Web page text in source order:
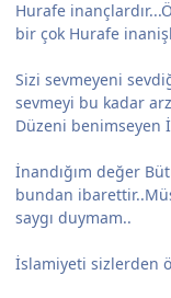
Hurafe
bir çok Hurafe
Sizi sevmeyeni
sevmeyi bu kadar
Düzeni benimseyen
İnandığım değer
bundan
saygı duymam..
İslamiyeti sizlerden